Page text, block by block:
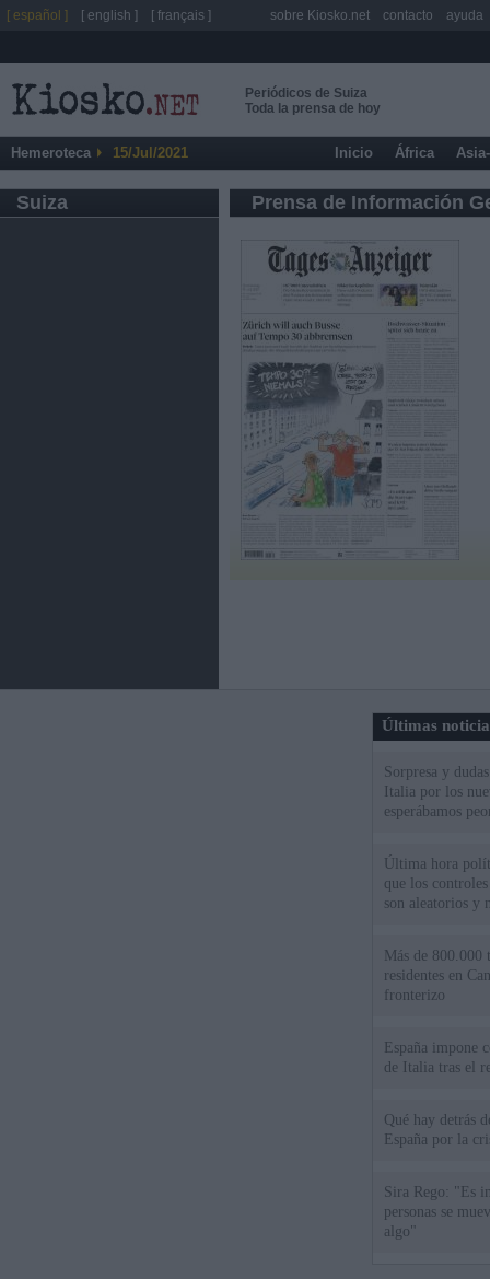
Periódicos de Suiza
Toda la prensa de hoy
Hemeroteca 15/Jul/2021 Inicio África
Suiza Prensa de Información
Últimas
Sorpresa y
Italia por los
esperábamos
Última hora
que los
son aleatorios y
Más de 800.000
residentes en
fronterizo
España impone
de Italia tras el
Qué hay detrás
España por la
Sira Rego: "Es
personas se
algo"
[ español ] [ english ] [ français ] sobre Kiosko.net contacto ayuda